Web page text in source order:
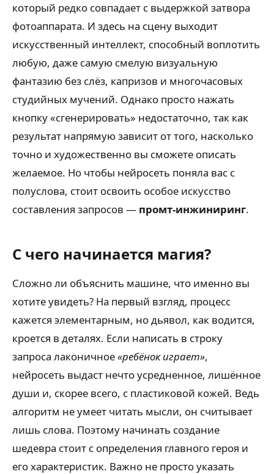
который редко совпадает с выдержкой затвора
фотоаппарата. И здесь на сцену выходит
искусственный интеллект, способный воплотить
любую, даже самую смелую визуальную
фантазию без слёз, капризов и многочасовых
студийных мучений. Однако просто нажать
кнопку «сгенерировать» недостаточно, так как
результат напрямую зависит от того, насколько
точно и художественно вы сможете описать
желаемое. Но чтобы нейросеть поняла вас с
полуслова, стоит освоить особое искусство
составления запросов — промт-инжиниринг.
С чего начинается магия?
Сложно ли объяснить машине, что именно вы
хотите увидеть? На первый взгляд, процесс
кажется элементарным, но дьявол, как водится,
кроется в деталях. Если написать в строку
запроса лаконичное«ребёнок играет»,
нейросеть выдаст нечто усредненное, лишённое
души и, скорее всего, с пластиковой кожей. Ведь
алгоритм не умеет читать мысли, он считывает
лишь слова. Поэтому начинать создание
шедевра стоит с определения главного героя и
его характеристик. Важно не просто указать